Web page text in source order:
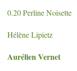
0.20 Perline Noisette
Hélène Lipietz
Aurélien Vernet